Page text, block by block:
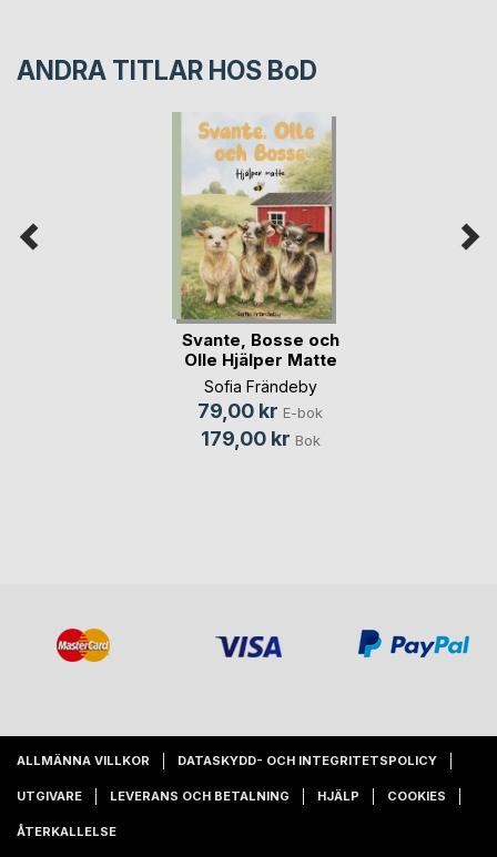
ANDRA TITLAR HOS BoD
Svante, Bosse och
Olle Hjälper Matte
Sofia Frändeby
79,00 kr E-bok
179,00 kr Bok
ALLMÄNNA VILLKOR DATASKYDD- OCH INTEGRITETSPOLICY
UTGIVARE LEVERANS OCH BETALNING HJÄLP COOKIES
ÅTERKALLELSE